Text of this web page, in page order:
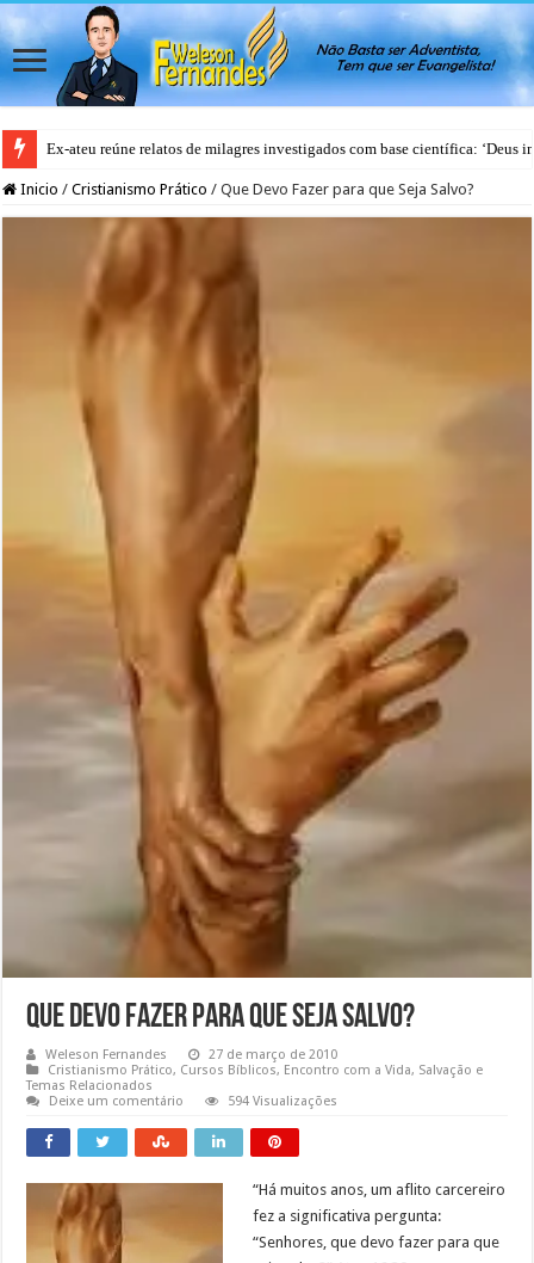
Ex-ateu reúne relatos de milagres investigados com base científica: ‘Deus
PG Kids 2026 – Jesus e eu
Inicio / Cristianismo Prático / Que Devo Fazer para que Seja Salvo?
Que Devo Fazer para que Seja Salvo?
Weleson Fernandes
27 de março de 2010
Cristianismo Prático, Cursos Bíblicos, Encontro com a Vida, Salvação e
Temas Relacionados
Deixe um comentário
594 Visualizações
“Há muitos anos, um aflito carcereiro
fez a significativa pergunta:
“Senhores, que devo fazer para que